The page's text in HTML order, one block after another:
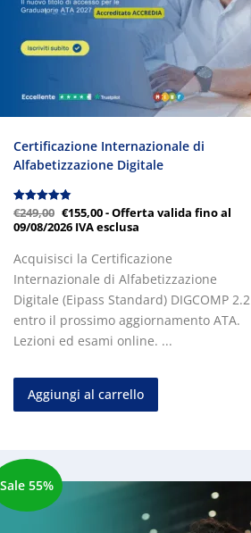
Certificazione Internazionale di
Alfabetizzazione Digitale
Valutato
4.89
su 5
€249,00 €155,00- Offerta valida fino al
09/08/2026 IVA esclusa
Acquisisci la Certificazione
Internazionale di Alfabetizzazione
Digitale (Eipass Standard) DIGCOMP 2.2
entro il prossimo aggiornamento ATA.
Lezioni ed esami online. ...
Aggiungi al carrello
Sale 55%